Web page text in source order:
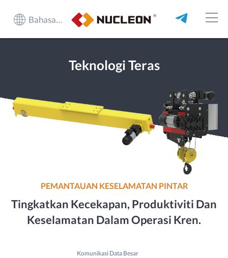
Bahasa Melayu
Teknologi Teras
PEMANTAUAN KESELAMATAN PINTAR
Tingkatkan Kecekapan, Produktiviti Dan
Keselamatan Dalam Operasi Kren.
Komunikasi Data Besar